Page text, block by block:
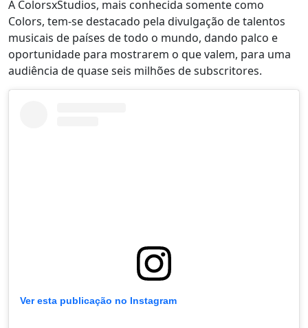
A ColorsxStudios, mais conhecida somente como
Colors, tem-se destacado pela divulgação de talentos
musicais de países de todo o mundo, dando palco e
oportunidade para mostrarem o que valem, para uma
audiência de quase seis milhões de subscritores.
Ver esta publicação no Instagram